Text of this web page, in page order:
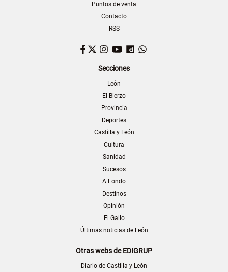
Puntos de venta
Contacto
RSS
Facebook
TwitterInstagram
YouTubeDailymotion
Secciones
León
El Bierzo
Provincia
Deportes
Castilla y León
Cultura
Sanidad
Sucesos
A Fondo
Destinos
Opinión
El Gallo
Últimas noticias de León
Otras webs de EDIGRUP
Diario de Castilla y León